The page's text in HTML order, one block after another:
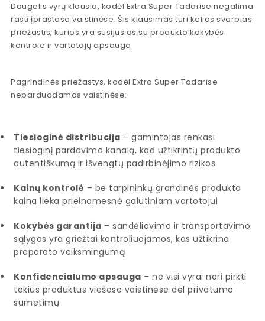
Daugelis vyrų klausia, kodėl Extra Super Tadarise negalima
rasti įprastose vaistinėse. Šis klausimas turi kelias svarbias
priežastis, kurios yra susijusios su produkto kokybės
kontrole ir vartotojų apsauga.
Pagrindinės priežastys, kodėl Extra Super Tadarise
neparduodamas vaistinėse:
Tiesioginė distribucija – gamintojas renkasi
tiesioginį pardavimo kanalą, kad užtikrintų produkto
autentiškumą ir išvengtų padirbinėjimo rizikos
Kainų kontrolė – be tarpininkų grandinės produkto
kaina lieka prieinamesnė galutiniam vartotojui
Kokybės garantija – sandėliavimo ir transportavimo
sąlygos yra griežtai kontroliuojamos, kas užtikrina
preparato veiksmingumą
Konfidencialumo apsauga – ne visi vyrai nori pirkti
tokius produktus viešose vaistinėse dėl privatumo
sumetimų